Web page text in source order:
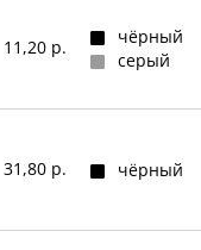
11,20 р. чёрный
серый
31,80 р. чёрный